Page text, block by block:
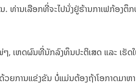
ນເລືອກທີ່ຈະໄປນັ່ງຢູ່ຮ້ານກາເຟກ້ອງຕຶ
, ເຫດຜົນທີ່ນັກລົງທຶນປະຕິເສດ ແລະ ເຮັ
ການແຂ່ງຂັນ ບໍ່ແມ່ນຕ້ອງຖ້າໂອກາດມາຫາ